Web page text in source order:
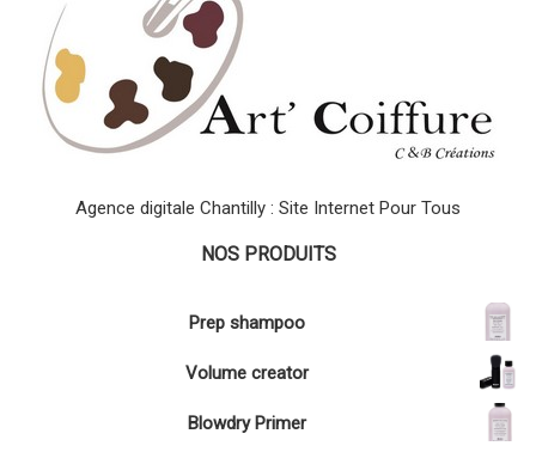
Agence digitale Chantilly : Site Internet Pour Tous
NOS PRODUITS
Prep shampoo
Volume creator
Blowdry Primer